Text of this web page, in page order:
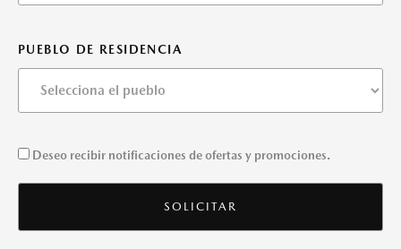
PUEBLO DE RESIDENCIA
CONCENTIMIENTO
Deseo recibir notificaciones de ofertas y promociones.